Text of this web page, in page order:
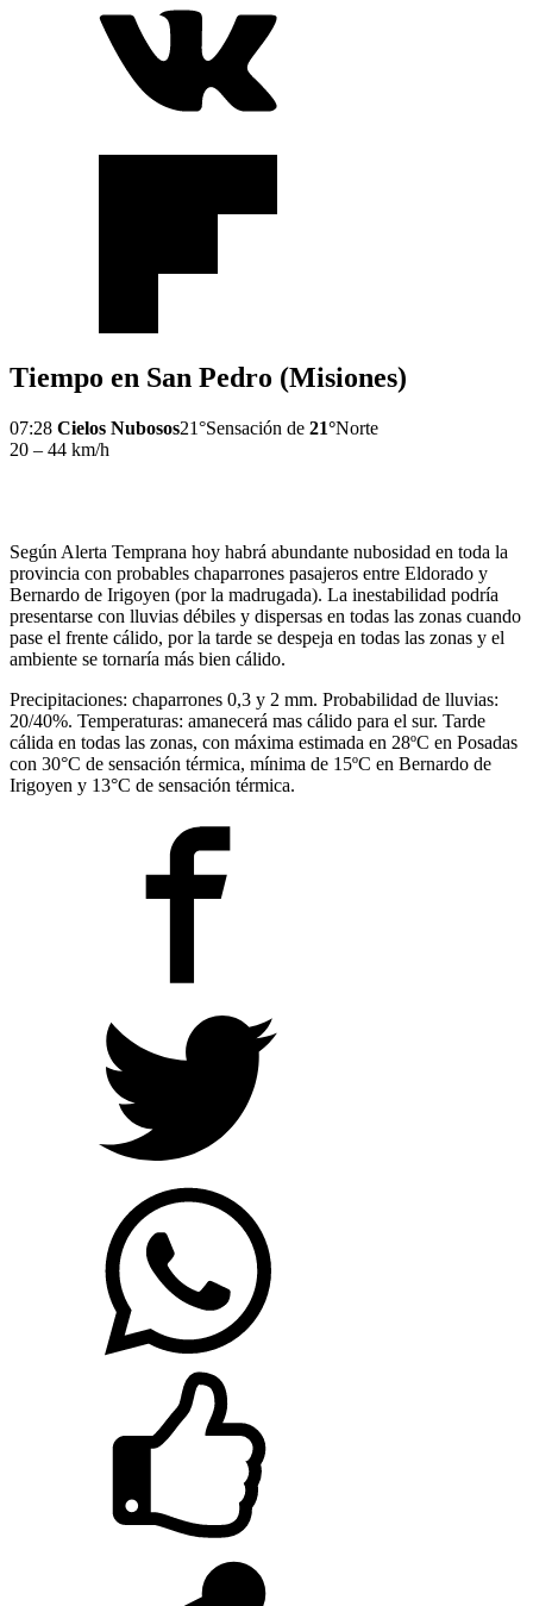
Tiempo en San Pedro (Misiones)
07:28 Cielos Nubosos21°Sensación de 21°Norte
20 – 44 km/h
Según Alerta Temprana hoy habrá abundante nubosidad en toda la
provincia con probables chaparrones pasajeros entre Eldorado y
Bernardo de Irigoyen (por la madrugada). La inestabilidad podría
presentarse con lluvias débiles y dispersas en todas las zonas cuando
pase el frente cálido, por la tarde se despeja en todas las zonas y el
ambiente se tornaría más bien cálido.
Precipitaciones: chaparrones 0,3 y 2 mm. Probabilidad de lluvias:
20/40%. Temperaturas: amanecerá mas cálido para el sur. Tarde
cálida en todas las zonas, con máxima estimada en 28ºC en Posadas
con 30°C de sensación térmica, mínima de 15ºC en Bernardo de
Irigoyen y 13°C de sensación térmica.